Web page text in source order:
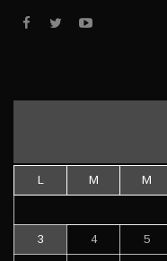
L M M
3 4 5